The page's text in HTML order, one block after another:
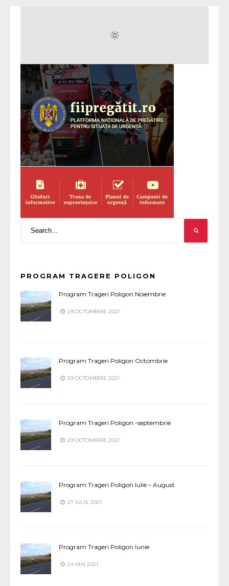
PROGRAM TRAGERE POLIGON
Program Trageri Poligon Noiembrie
29 OCTOMBRIE 2021
Program Trageri Poligon Octombrie
29 OCTOMBRIE 2021
Program Trageri Poligon -septembrie
29 OCTOMBRIE 2021
Program Trageri Poligon Iulie – August
27 IULIE 2021
Program Trageri Poligon Iunie
24 MAI 2021